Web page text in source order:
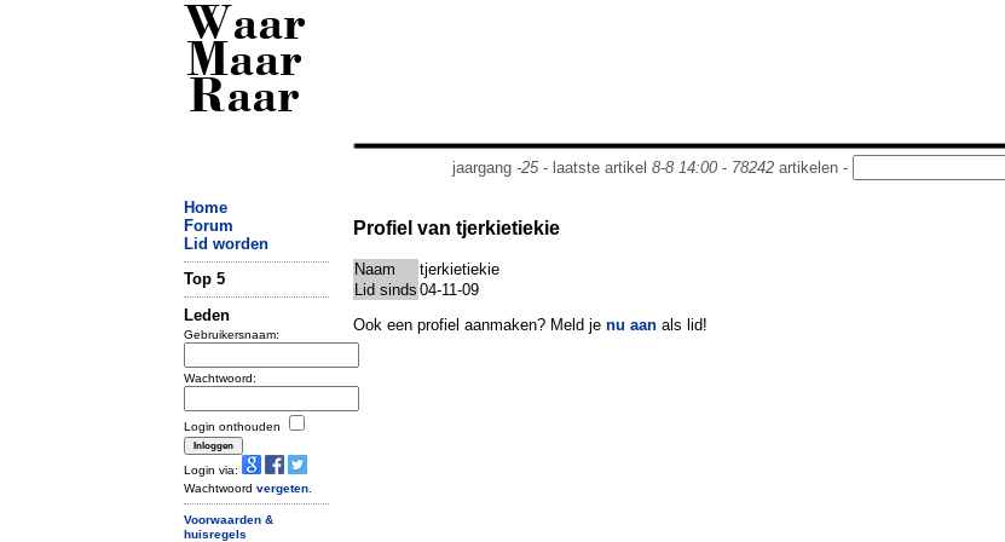
Waar
Maar
Raar
jaargang -25- laatste artikel 8-8 14:00- 78242artikelen -
Home
Forum
Lid worden
Top 5
Leden
Gebruikersnaam:
Wachtwoord:
Login onthouden
Login via:
Wachtwoord vergeten
Voorwaarden &
huisregels
Profiel van tjerkietiekie
Naam
tjerkietiekie
Lid sinds 04-11-09
Ook een profiel aanmaken? Meld je nu aan als lid!